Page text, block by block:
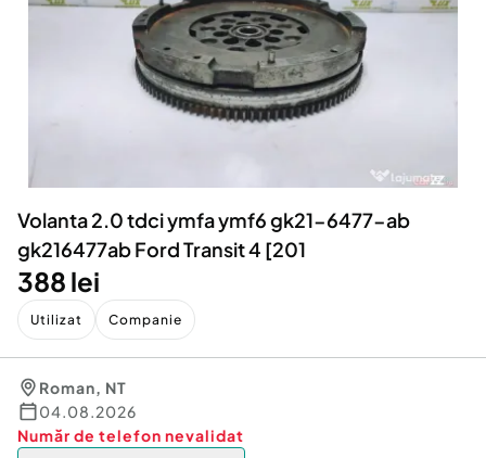
Animale de companie
Afaceri și echipamente profesionale
Inchiriere Bunuri si Vehicule
Utilaje agricole si industriale
Piese auto si accesorii
Dacia Duster
Volanta 2.0 tdci ymfa ymf6 gk21-6477-ab
gk216477ab Ford Transit 4 [201
388 lei
Utilizat Companie
Roman, NT
04.08.2026
Număr de telefon nevalidat